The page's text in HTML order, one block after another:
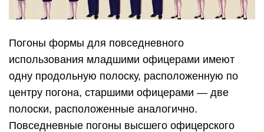
Погоны формы для повседневного
использования младшими офицерами имеют
одну продольную полоску, расположенную по
центру погона, старшими офицерами — две
полоски, расположенные аналогично.
Повседневные погоны высшего офицерского